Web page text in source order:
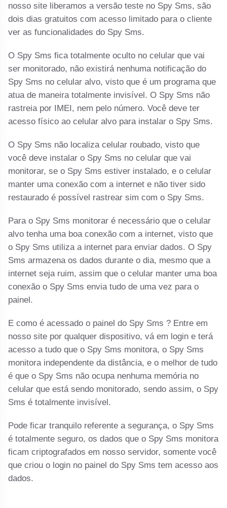
nosso site liberamos a versão teste no Spy Sms, são
dois dias gratuitos com acesso limitado para o cliente
ver as funcionalidades do Spy Sms.
O Spy Sms fica totalmente oculto no celular que vai
ser monitorado, não existirá nenhuma notificação do
Spy Sms no celular alvo, visto que é um programa que
atua de maneira totalmente invisível. O Spy Sms não
rastreia por IMEI, nem pelo número. Você deve ter
acesso físico ao celular alvo para instalar o Spy Sms.
O Spy Sms não localiza celular roubado, visto que
você deve instalar o Spy Sms no celular que vai
monitorar, se o Spy Sms estiver instalado, e o celular
manter uma conexão com a internet e não tiver sido
restaurado é possível rastrear sim com o Spy Sms.
Para o Spy Sms monitorar é necessário que o celular
alvo tenha uma boa conexão com a internet, visto que
o Spy Sms utiliza a internet para enviar dados. O Spy
Sms armazena os dados durante o dia, mesmo que a
internet seja ruim, assim que o celular manter uma boa
conexão o Spy Sms envia tudo de uma vez para o
painel.
E como é acessado o painel do Spy Sms ? Entre em
nosso site por qualquer dispositivo, vá em login e terá
acesso a tudo que o Spy Sms monitora, o Spy Sms
monitora independente da distância, e o melhor de tudo
é que o Spy Sms não ocupa nenhuma memória no
celular que está sendo monitorado, sendo assim, o Spy
Sms é totalmente invisível.
Pode ficar tranquilo referente a segurança, o Spy Sms
é totalmente seguro, os dados que o Spy Sms monitora
ficam criptografados em nosso servidor, somente você
que criou o login no painel do Spy Sms tem acesso aos
dados.